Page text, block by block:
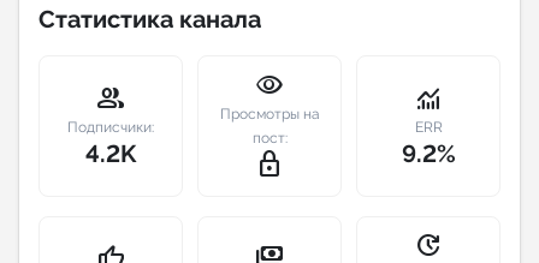
Аналитика MAX каналов
Индивидуальное сопровождение
Аналитика Telegram
Статистика канала
group
Подписчики:
4.2K
visibility
Просмотры на
пост:
lock_outline
monitoring
ERR
9.2%
update